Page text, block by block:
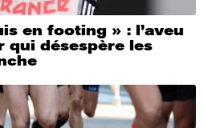
en footing » : l’aveu
qui désespère les